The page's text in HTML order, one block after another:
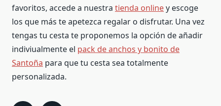
favoritos, accede a nuestra tienda onliney escoge
los que más te apetezca regalar o disfrutar. Una vez
tengas tu cesta te proponemos la opción de añadir
indiviualmente el pack de anchos y bonito de
Santoña para que tu cesta sea totalmente
personalizada.